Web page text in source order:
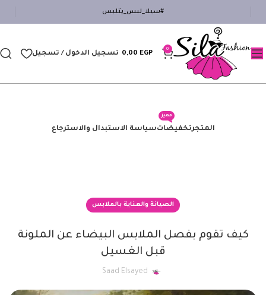
#سيلا_لبس_يتلبس
0
0,00 EGP تسجيل الدخول / تسجيل
المتجرتخفيضات
مميز
سياسة الاستبدال والاسترجاع
الصيانة والعناية بالملابس
كيف تقوم بفصل الملابس البيضاء عن الملونة
قبل الغسيل
Saad Elsayed